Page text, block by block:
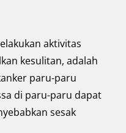
aktivitas
kesulitan, adalah
paru-paru
di paru-paru dapat
sesak